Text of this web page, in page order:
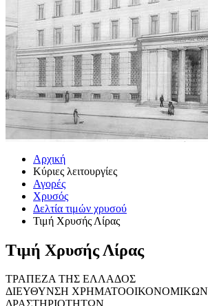
Αρχική
Κύριες λειτουργίες
Αγορές
Χρυσός
Δελτία τιμών χρυσού
Τιμή Χρυσής Λίρας
Τιμή Χρυσής Λίρας
ΤΡΑΠΕΖΑ ΤΗΣ ΕΛΛΑΔΟΣ
ΔΙΕΥΘΥΝΣΗ ΧΡΗΜΑΤΟΟΙΚΟΝΟΜΙΚΩΝ